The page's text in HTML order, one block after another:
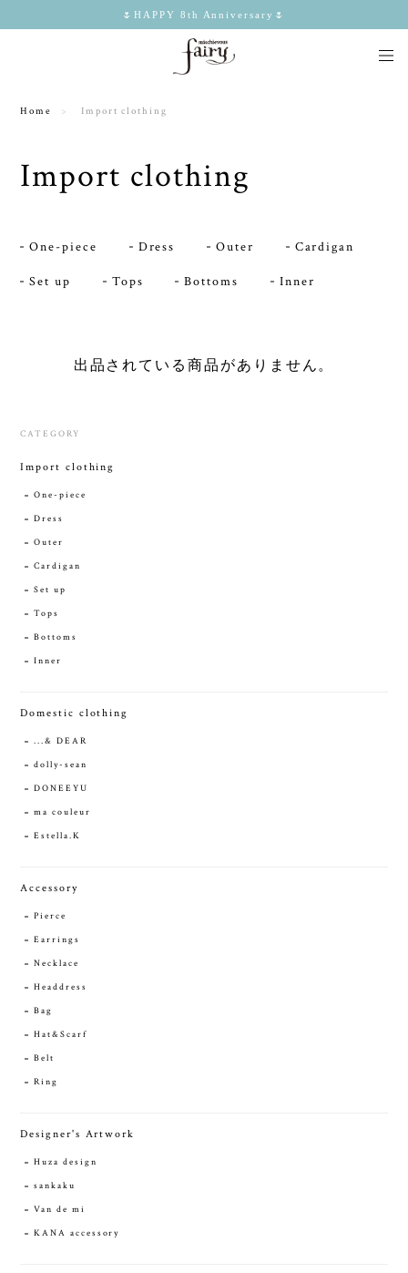
🌷HAPPY 8th Anniversary🌷
Home Import clothing
Import clothing
One-piece Dress Outer Cardigan
Set up Tops Bottoms Inner
出品されている商品がありません。
CATEGORY
Import clothing
One-piece
Dress
Outer
Cardigan
Set up
Tops
Bottoms
Inner
Domestic clothing
...& DEAR
dolly-sean
DONEEYU
ma couleur
Estella.K
Accessory
Pierce
Earrings
Necklace
Headdress
Bag
Hat&Scarf
Belt
Ring
Designer's Artwork
Huza design
sankaku
Van de mi
KANA accessory